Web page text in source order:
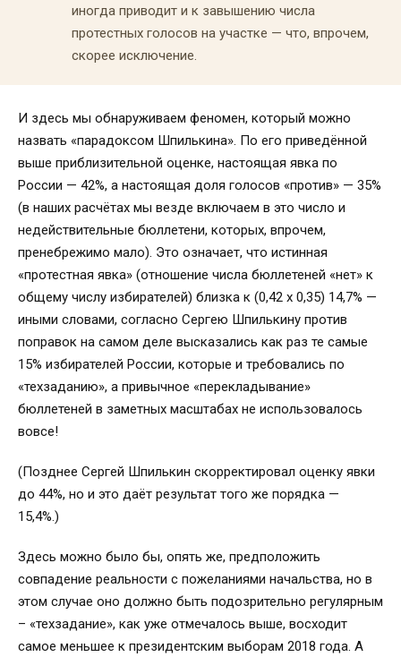
иногда приводит и к завышению числа
протестных голосов на участке — что, впрочем,
скорее исключение.
И здесь мы обнаруживаем феномен, который можно
назвать «парадоксом Шпилькина». По его приведённой
выше приблизительной оценке, настоящая явка по
России — 42%, а настоящая доля голосов «против» — 35%
(в наших расчётах мы везде включаем в это число и
недействительные бюллетени, которых, впрочем,
пренебрежимо мало). Это означает, что истинная
«протестная явка» (отношение числа бюллетеней «нет» к
общему числу избирателей) близка к (0,42 х 0,35) 14,7% —
иными словами, согласно Сергею Шпилькину против
поправок на самом деле высказались как раз те самые
15% избирателей России, которые и требовались по
«техзаданию», а привычное «перекладывание»
бюллетеней в заметных масштабах не использовалось
вовсе!
(Позднее Сергей Шпилькин скорректировал оценку явки
до 44%, но и это даёт результат того же порядка —
15,4%.)
Здесь можно было бы, опять же, предположить
совпадение реальности с пожеланиями начальства, но в
этом случае оно должно быть подозрительно регулярным
– «техзадание», как уже отмечалось выше, восходит
самое меньшее к президентским выборам 2018 года. А